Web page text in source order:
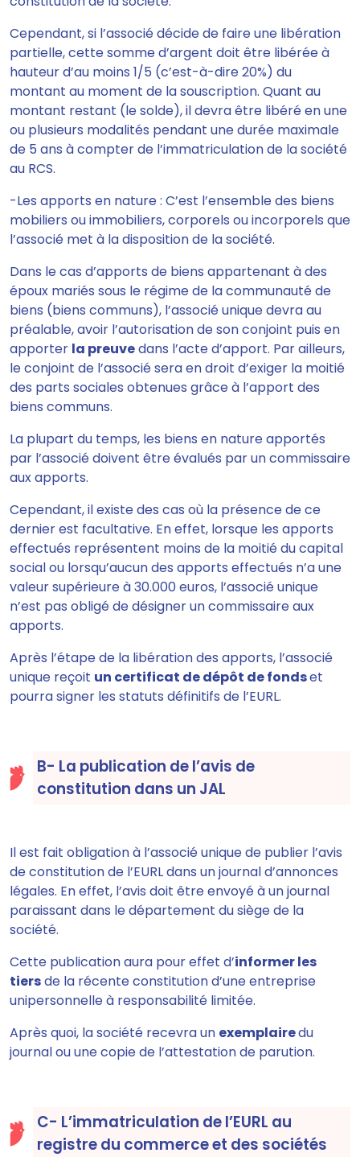
Cependant, si l’associé décide de faireune libération
partielle, cette somme d’argent doit être libérée à
hauteur d’au moins 1/5 (c’est-à-dire 20%) du
montant au moment de la souscription. Quant au
montant restant (le solde),il devra être libéré en une
ou plusieurs modalités pendant une durée maximale
de 5 ans à compter de l’immatriculation de la société
au RCS.
-Les apports en nature : C’est l’ensemble des biens
mobiliers ou immobiliers, corporels ou incorporels que
l’associé met à la disposition de la société.
Dans le cas d’apports de biens appartenant à des
époux mariés sous le régime de la communauté de
biens (biens communs), l’associé unique devra au
préalable,avoir l’autorisation de son conjoint puis en
apporter la preuvedans l’acte d’apport. Par ailleurs,
le conjoint de l’associé sera en droit d’exiger la moitié
des parts sociales obtenues grâce à l’apport des
biens communs.
La plupart du temps, les biens en nature apportés
par l’associédoivent être évalués par un commissaire
aux apports.
Cependant,il existe des cas où la présence de ce
dernier est facultative. En effet, lorsque les apports
effectués représentent moins de la moitié du capital
socialou lorsqu’aucun des apports effectués n’a une
valeur supérieure à30.000 euros, l’associé unique
n’est pas obligé de désigner un commissaire aux
apports.
Après l’étape de la libération des apports, l’associé
unique reçoit un certificat de dépôt de fondset
pourra signer les statuts définitifs de l’EURL.
B- La publication de l’avis de
constitution dans un JAL
Il est fait obligation à l’associé unique de publier l’avis
de constitution de l’EURL dans unjournal d’annonces
légales. En effet, l’avis doit être envoyé à un journal
paraissant dans le département du siège de la
société.
Cette publicationaura pour effet d’informer les
tiersde la récente constitution d’une entreprise
unipersonnelle à responsabilité limitée.
Après quoi, la société recevra un exemplairedu
journal ou une copie de l’attestation de parution.
C- L’immatriculation de l’EURL au
registre du commerce et des sociétés